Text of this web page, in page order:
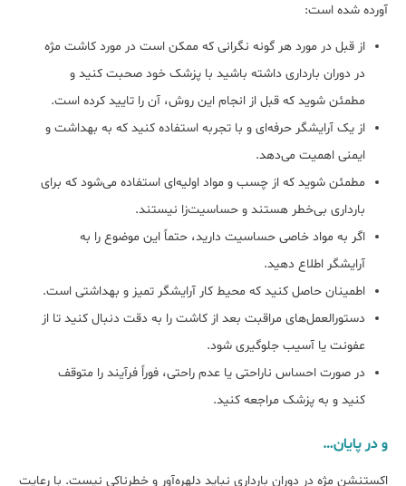
آورده شده است:
از قبل در مورد هر گونه نگرانی که ممکن است در مورد کاشت مژه
در دوران بارداری داشته باشید با پزشک خود صحبت کنید و
مطمئن شوید که قبل از انجام این روش، آن را تایید کرده است.
از یک آرایشگر حرفه‌ای و با تجربه استفاده کنید که به بهداشت و
ایمنی اهمیت می‌دهد.
مطمئن شوید که از چسب و مواد اولیه‌ای استفاده می‌شود که برای
بارداری بی‌خطر هستند و حساسیت‌زا نیستند.
اگر به مواد خاصی حساسیت دارید، حتماً این موضوع را به
آرایشگر اطلاع دهید.
اطمینان حاصل کنید که محیط کار آرایشگر تمیز و بهداشتی است.
دستورالعمل‌های مراقبت بعد از کاشت را به دقت دنبال کنید تا از
عفونت یا آسیب جلوگیری شود.
در صورت احساس ناراحتی یا عدم راحتی، فوراً فرآیند را متوقف
کنید و به پزشک مراجعه کنید.
و در پایان…
اکستنشن مژه در دوران بارداری نباید دلهره‌آور و خطرناکی نیست. با رعایت